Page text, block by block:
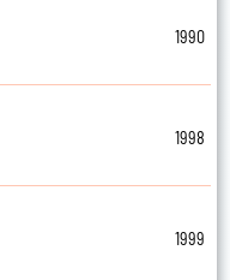
1990
1998
1999